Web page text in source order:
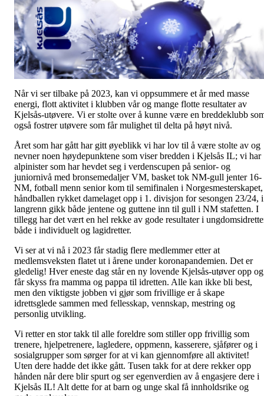
Når vi ser tilbake på 2023, kan vi oppsummere et år med masse
energi, flott aktivitet i klubben vår og mange flotte resultater av
Kjelsås-utøvere. Vi er stolte over å kunne være en breddeklubb
også fostrer utøvere som får mulighet til delta på høyt nivå.
Året som har gått har gitt øyeblikk vi har lov til å være stolte av og
nevner noen høydepunktene som viser bredden i Kjelsås IL; vi har
alpinister som har hevdet seg i verdenscupen på senior- og
juniornivå med bronsemedaljer VM, basket tok NM-gull jenter 16-
NM, fotball menn senior kom til semifinalen i
håndballen rykket damelaget opp i 1. divisjon for sesongen 23/24, i
langrenn gikk både jentene og guttene inn til gull i NM stafetten. I
tillegg har det vært en hel rekke av gode resultater i
både i individuelt og lagidretter.
Vi ser at vi nå i 2023 får stadig flere medlemmer etter at
medlemsveksten flatet ut i årene under koronapandemien. Det er
gledelig! Hver eneste dag står en ny lovende Kjelsås-utøver opp og
får skyss fra mamma og pappa til idretten. Alle kan ikke bli best,
men den viktigste jobben vi gjør som frivillige er å skape
idrettsglede sammen med fellesskap, vennskap, mestring og
personlig utvikling.
Vi retter en stor takk til alle foreldre som stiller opp frivillig som
trenere, hjelpetrenere, lagledere, oppmenn, kasserere, sjåfører og i
sosialgrupper som sørger for at vi kan gjennomføre all aktivitet!
Uten dere hadde det ikke gått. Tusen takk for at dere rekker opp
hånden når dere blir spurt og ser egenverdien av å engasjere dere i
Kjelsås IL! Alt dette for at barn og unge skal få innholdsrike og